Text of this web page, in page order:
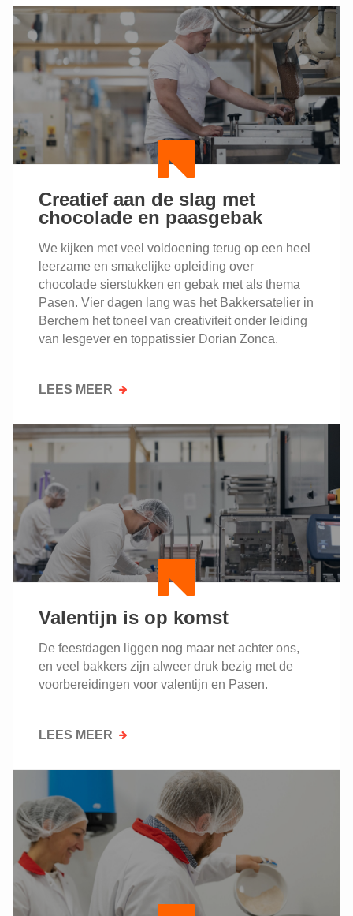
ROOM,
HYBRIDS
&
PLANTBASED:
EEN
ONVERGETELIJKE
ERVARING!
Creatief aan de slag met
chocolade en paasgebak
We kijken met veel voldoening terug op een heel
leerzame en smakelijke opleiding over
chocolade sierstukken en gebak met als thema
Pasen. Vier dagen lang was het Bakkersatelier in
Berchem het toneel van creativiteit onder leiding
van lesgever en toppatissier Dorian Zonca.
LEES MEER OVER
AAN
SLAG
CHOCOLADE
EN
PAASGEBAK
Valentijn is op komst
De feestdagen liggen nog maar net achter ons,
en veel bakkers zijn alweer druk bezig met de
voorbereidingen voor valentijn en Pasen.
LEES MEER OVER
IS
OP
KOMST